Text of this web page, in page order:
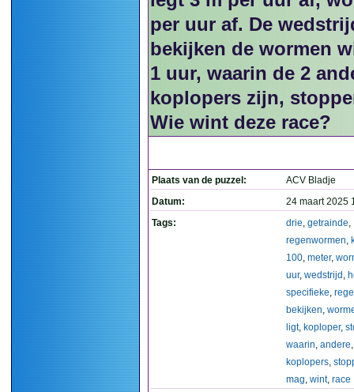
per uur af. De
bekijken de wormen
1 uur, waarin de 2
koplopers zijn,
Wie wint deze race?
Plaats van de puzzel:
ACV Bladje
Datum:
24 maart 2025
Tags:
drie, getrainde,
regenwormen,
100, meter,
uur, wedstrijd ,
specifieke,
bekijken,
ligt, koploper,
waarin, andere
koplopers,
mag, wint, race